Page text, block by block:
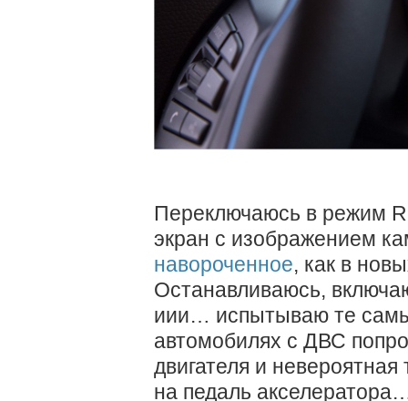
Переключаюсь в режим
экран с изображением
навороченное, как в
Останавливаюсь,
иии… испытываю те
автомобилях с ДВС
двигателя и
на педаль